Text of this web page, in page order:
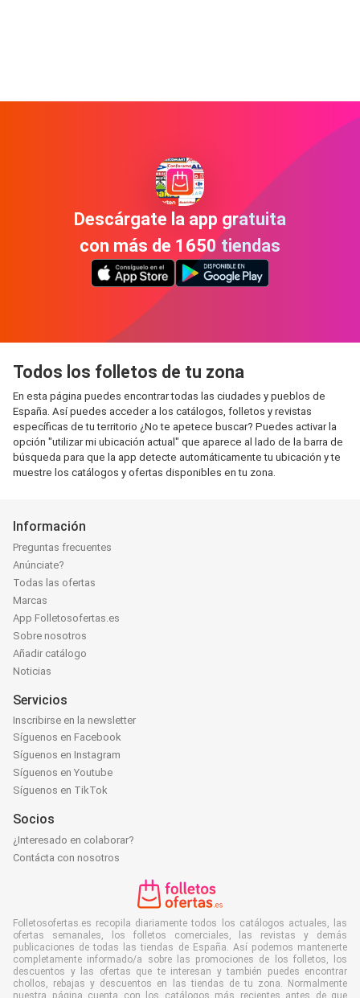
Descárgate la app gratuita
con más de 1650 tiendas
Todos los folletos de tu zona
En esta página puedes encontrar todas las ciudades y pueblos de
España. Así puedes acceder a los catálogos, folletos y revistas
específicas de tu territorio ¿No te apetece buscar? Puedes activar la
opción "utilizar mi ubicación actual" que aparece al lado de la barra de
búsqueda para que la app detecte automáticamente tu ubicación y te
muestre los catálogos y ofertas disponibles en tu zona.
Información
Preguntas frecuentes
Anúnciate?
Todas las ofertas
Marcas
App Folletosofertas.es
Sobre nosotros
Añadir catálogo
Noticias
Servicios
Inscribirse en la newsletter
Síguenos en Facebook
Síguenos en Instagram
Síguenos en Youtube
Síguenos en TikTok
Socios
¿Interesado en colaborar?
Contácta con nosotros
Folletosofertas.es recopila diariamente todos los catálogos actuales, las
ofertas semanales, los folletos comerciales, las revistas y demás
publicaciones de todas las tiendas de España. Así podemos mantenerte
completamente informado/a sobre las promociones de los folletos, los
descuentos y las ofertas que te interesan y también puedes encontrar
chollos, rebajas y descuentos en las tiendas de tu zona. Normalmente
nuestra página cuenta con los catálogos más recientes antes de que